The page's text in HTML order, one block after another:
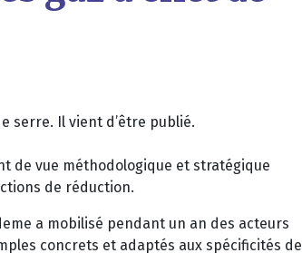
serre. Il vient d’être publié.
de vue méthodologique et stratégique
de réduction.
a mobilisé pendant un an des acteurs
concrets et adaptés aux spécificités de